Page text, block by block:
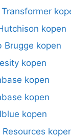
kopen
Brugge kopen
kopen
kopen
kopen
kopen